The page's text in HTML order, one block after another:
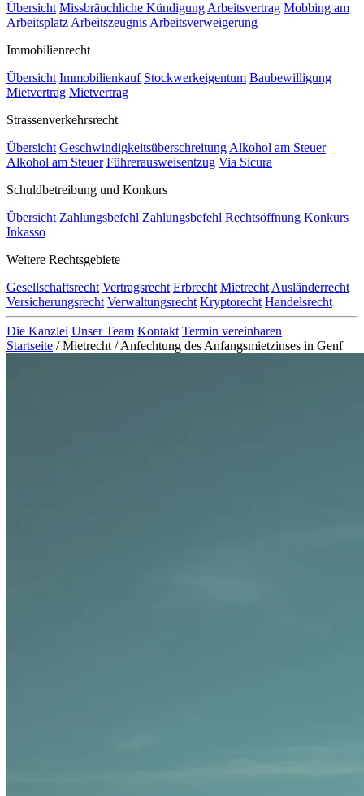
Übersicht Missbräuchliche Kündigung Arbeitsvertrag Mobbing am
Arbeitsplatz Arbeitszeugnis Arbeitsverweigerung
Immobilienrecht
Übersicht Immobilienkauf Stockwerkeigentum Baubewilligung
Mietvertrag Mietvertrag
Strassenverkehrsrecht
Übersicht Geschwindigkeitsüberschreitung Alkohol am Steuer
Alkohol am Steuer Führerausweisentzug Via Sicura
Schuldbetreibung und Konkurs
Übersicht Zahlungsbefehl Zahlungsbefehl Rechtsöffnung Konkurs
Inkasso
Weitere Rechtsgebiete
Gesellschaftsrecht Vertragsrecht Erbrecht Mietrecht Ausländerrecht
Versicherungsrecht Verwaltungsrecht Kryptorecht Handelsrecht
Die Kanzlei Unser Team Kontakt Termin vereinbaren
Startseite / Mietrecht / Anfechtung des Anfangsmietzinses in Genf